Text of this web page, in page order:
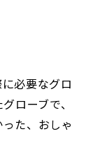
必要なグロ
ローブで、
た、おしゃ